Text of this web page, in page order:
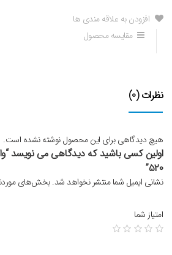
سوپاپ
لیفان
افزودن به علاقه مندی ها
مقایسه محصول
نظرات (0)
هیچ دیدگاهی برای این محصول نوشته نشده است.
اولین کسی باشید که دیدگاهی می نویسد
۵۲۰”
نشانی ایمیل شما منتشر نخواهد شد. بخش‌های
امتیاز شما